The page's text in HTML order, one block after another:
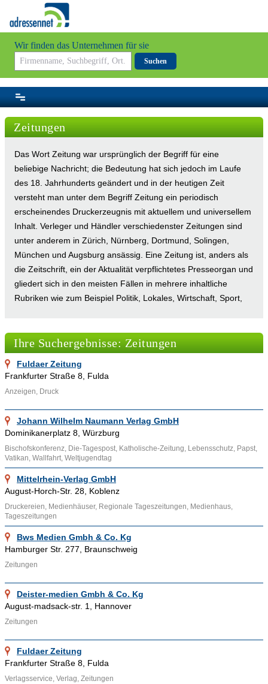
Wir finden das Unternehmen für sie
Suchen
Zeitungen
Das Wort Zeitung war ursprünglich der Begriff für eine
beliebige Nachricht; die Bedeutung hat sich jedoch im Laufe
des 18. Jahrhunderts geändert und in der heutigen Zeit
versteht man unter dem Begriff Zeitung ein periodisch
erscheinendes Druckerzeugnis mit aktuellem und universellem
Inhalt. Verleger und Händler verschiedenster Zeitungen sind
unter anderem in Zürich, Nürnberg, Dortmund, Solingen,
München und Augsburg ansässig. Eine Zeitung ist, anders als
die Zeitschrift, ein der Aktualität verpflichtetes Presseorgan und
gliedert sich in den meisten Fällen in mehrere inhaltliche
Rubriken wie zum Beispiel Politik, Lokales, Wirtschaft, Sport,
bearbeitet immer ein bestimmtes Themengebiet oder eine
bestimmte Rubrik. Für das Ergebnis ist es eigenverantwortlich
und unabhängig von den anderen Ressorts. Die Redaktion ist
erbringt. In einer oder für eine Redaktion schreiben oft die
verschiedensten Redakteure, Pauschalisten, Freie Journalisten
jeweiligen Sachverhalt. Die Inhalte der Zeitung werden mit
unterschiedlichen journalistischen Stilmitteln präsentiert.
Zeitungen bestehen auf der einen Seite aus dem so
verantwortet wird und auf der anderen Seite aus dem
Anzeigenteil.
Ähnliche Themenbereiche wieZeitschriften
Printmedien
werden.DieseInternetpräsenz bietet noch mehr interessante
Informationen über Zeitungen.
Ihre Suchergebnisse: Zeitungen
Fuldaer Zeitung
Frankfurter Straße 8, Fulda
Anzeigen, Druck
Johann Wilhelm Naumann Verlag GmbH
Dominikanerplatz 8, Würzburg
Bischofskonferenz, Die-Tagespost, Katholische-Zeitung, Lebensschutz, Papst,
Vatikan, Wallfahrt, Weltjugendtag
Mittelrhein-Verlag GmbH
August-Horch-Str. 28, Koblenz
Druckereien, Medienhäuser, Regionale Tageszeitungen, Medienhaus,
Tageszeitungen
Bws Medien Gmbh & Co. Kg
Hamburger Str. 277, Braunschweig
Zeitungen
Deister-medien Gmbh & Co. Kg
August-madsack-str. 1, Hannover
Zeitungen
Fuldaer Zeitung
Frankfurter Straße 8, Fulda
Verlagsservice, Verlag, Zeitungen